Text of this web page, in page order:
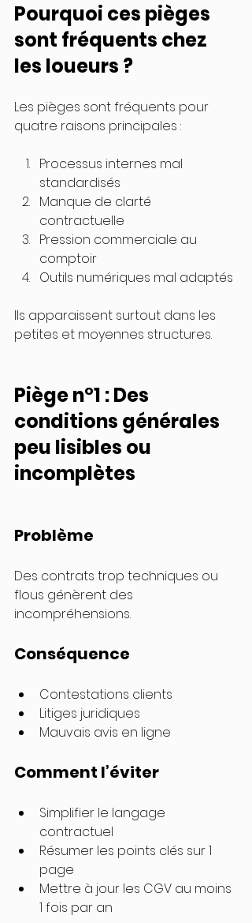
Pourquoi ces pièges
sont fréquents chez
les loueurs ?
Les pièges sont fréquents pour
quatre raisons principales :
Processus internes mal
standardisés
Manque de clarté
contractuelle
Pression commerciale au
comptoir
Outils numériques mal adaptés
Ils apparaissent surtout dans les
petites et moyennes structures.
Piège n°1 : Des
conditions générales
peu lisibles ou
incomplètes
Problème
Des contrats trop techniques ou
flous génèrent des
incompréhensions.
Conséquence
Contestations clients
Litiges juridiques
Mauvais avis en ligne
Comment l’éviter
Simplifier le langage
contractuel
Résumer les points clés sur 1
page
Mettre à jour les CGV au moins
1 fois par an